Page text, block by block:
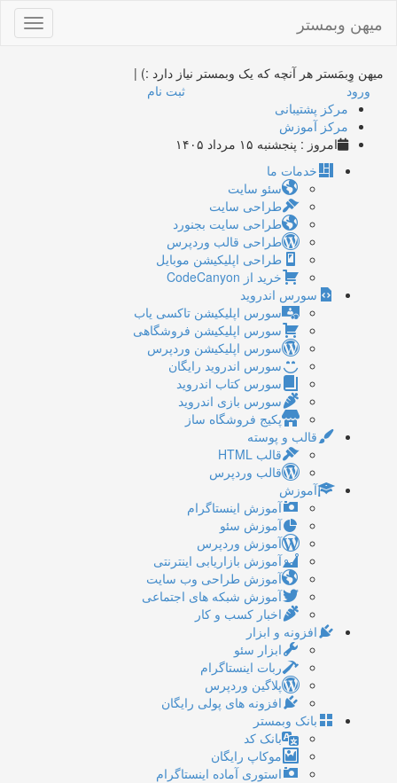
میهن وبمستر
میهن وِبمَستر هر آنچه که یک وبمستر نیاز دارد :) |
ورود
ثبت نام
مرکز پشتیبانی
مرکز آموزش
امروز : پنجشنبه ۱۵ مرداد ۱۴۰۵
خدمات ما
سئو سایت
طراحی سایت
طراحی سایت بجنورد
طراحی قالب وردپرس
طراحی اپلیکیشن موبایل
خرید از CodeCanyon
سورس اندروید
سورس اپلیکیشن تاکسی یاب
سورس اپلیکیشن فروشگاهی
سورس اپلیکیشن وردپرس
سورس اندروید رایگان
سورس کتاب اندروید
سورس بازی اندروید
پکیج فروشگاه ساز
قالب و پوسته
قالب HTML
قالب وردپرس
آموزش
آموزش اینستاگرام
آموزش سئو
آموزش وردپرس
آموزش بازاریابی اینترنتی
آموزش طراحی وب سایت
آموزش شبکه های اجتماعی
اخبار کسب و کار
افزونه و ابزار
ابزار سئو
ربات اینستاگرام
پلاگین وردپرس
افزونه های پولی رایگان
بانک وبمستر
بانک کد
موکاپ رایگان
استوری آماده اینستاگرام